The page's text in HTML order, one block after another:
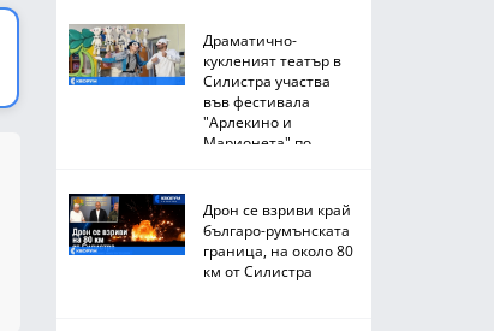
Драматично-
кукленият театър в
Силистра участва
във фестивала
"Арлекино и
Марионета" по
Дрон се взриви край
българо-румънската
граница, на около 80
км от Силистра